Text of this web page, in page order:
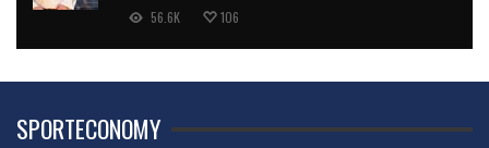
56.6K 106
SPORTECONOMY